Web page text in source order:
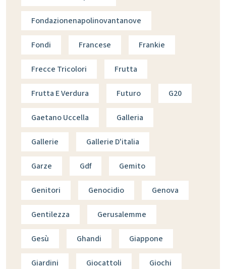
Fondazionenapolinovantanove
Fondi Francese Frankie
Frecce Tricolori Frutta
Frutta E Verdura Futuro G20
Gaetano Uccella Galleria
Gallerie Gallerie D'italia
Garze Gdf Gemito
Genitori Genocidio Genova
Gentilezza Gerusalemme
Gesù Ghandi Giappone
Giardini Giocattoli Giochi